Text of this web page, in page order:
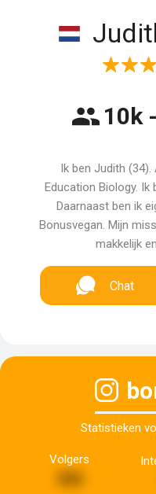
10k
Ik ben Judith
Education Biology. Ik
Daarnaast ben ik
Bonusvegan. Mijn
makkelijk
Chat
Statistieken
Volgers